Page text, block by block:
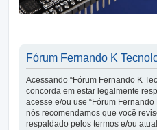
Fórum Fernando K
Acessando “Fórum Fernando K
concorda em estar legalmente
acesse e/ou use “Fórum
nós recomendamos que você
respaldado pelos termos e/ou